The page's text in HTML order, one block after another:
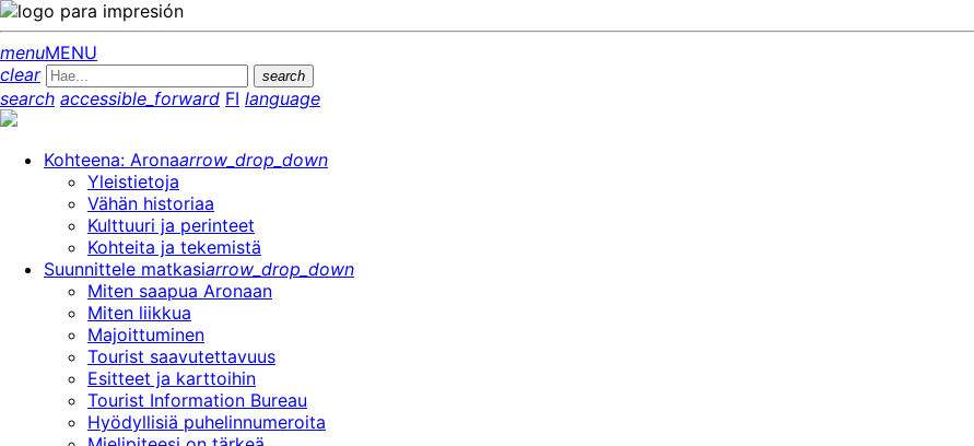
menuMENU
clear
search
search accessible_forward FI language
Kohteena: Aronaarrow_drop_down
Yleistietoja
Vähän historiaa
Kulttuuri ja perinteet
Kohteita ja tekemistä
Suunnittele matkasiarrow_drop_down
Miten saapua Aronaan
Miten liikkua
Majoittuminen
Tourist saavutettavuus
Esitteet ja karttoihin
Tourist Information Bureau
Hyödyllisiä puhelinnumeroita